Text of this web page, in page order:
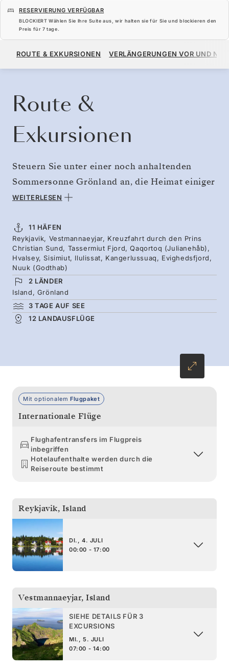
RESERVIERUNG VERFÜGBAR
BLOCKIERT Wählen Sie Ihre Suite aus, wir halten sie für Sie und blockieren den
Preis für 7 tage.
13.500 $
ROUTE & EXKURSIONEN VERLÄNGERUNGEN VOR UND
Route &
Exkursionen
Steuern Sie unter einer noch anhaltenden
Sommersonne Grönland an, die Heimat einiger
der spektakulärsten, von Eis geformten Fjorde
ein Abenteuer durch atemberaubende
Landschaften und farbenfrohe Holzstädte, die
von der Geschichte der Wikinger und Inuit
geprägt sind. Durchqueren Sie den
dramatischen Prins-Christian-Sund und
schlängeln Sie sich zwischen Ilulissats
Eisbrocken hindurch. Erkunden Sie die von
WEITERLESEN
11 HÄFEN
Reykjavik, Vestmannaeyjar, Kreuzfahrt durch den Prins
Christian Sund, Tassermiut Fjord, Qaqortoq (Julianehåb),
Hvalsey, Sisimiut, Ilulissat, Kangerlussuaq, Evighedsfjord,
Nuuk (Godthab)
2 LÄNDER
Island, Grönland
3 TAGE AUF SEE
12 LANDAUSFLÜGE
Mit optionalem Flugpaket
Internationale Flüge
Flughafentransfers im Flugpreis
inbegriffen
Hotelaufenthalte werden durch die
Reiseroute bestimmt
Reykjavik, Island
DI., 4. JULI
00:00 - 17:00
Vestmannaeyjar, Island
SIEHE DETAILS FÜR 3
EXCURSIONS
MI., 5. JULI
07:00 - 14:00